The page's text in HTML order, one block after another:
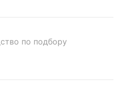
по подбору